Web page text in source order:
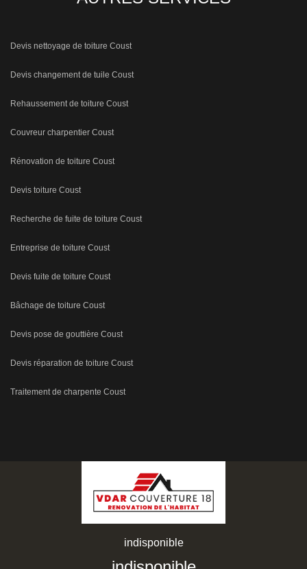
Devis nettoyage de toiture Coust
Devis changement de tuile Coust
Rehaussement de toiture Coust
Couvreur charpentier Coust
Rénovation de toiture Coust
Devis toiture Coust
Recherche de fuite de toiture Coust
Entreprise de toiture Coust
Devis fuite de toiture Coust
Bâchage de toiture Coust
Devis pose de gouttière Coust
Devis réparation de toiture Coust
Traitement de charpente Coust
indisponible